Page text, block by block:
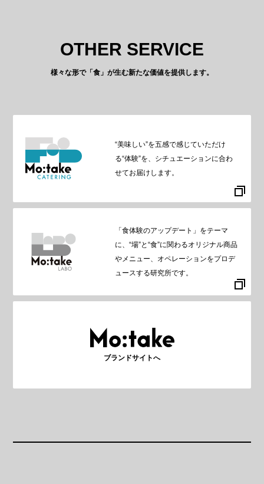
OTHER SERVICE
様々な形で「食」が生む新たな価値を提供します。
“美味しい”を五感で感じていただけ
る“体験”を、シチュエーションに合わ
せてお届けします。
「食体験のアップデート」をテーマ
に、“場”と“食”に関わるオリジナル商品
やメニュー、オペレーションをプロデ
ュースする研究所です。
ブランドサイトへ